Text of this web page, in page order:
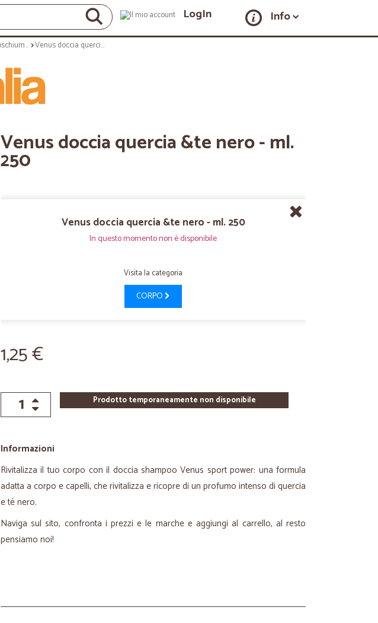
LogIn Info
Corpo (bagnoschiuma, crema corpo) Venus doccia quercia &te nero - ml. 250
Venus doccia quercia &te nero - ml.
250
Venus doccia quercia &te nero - ml. 250
In questo momento non è disponibile
Visita la categoria
CORPO
1,25 €
Prodotto temporaneamente non disponibile
Informazioni
Rivitalizza il tuo corpo con il doccia shampoo Venus sport power: una formula
adatta a corpo e capelli, che rivitalizza e ricopre di un profumo intenso di quercia
e té nero.
Naviga sul sito, confronta i prezzi e le marche e aggiungi al carrello, al resto
pensiamo noi!